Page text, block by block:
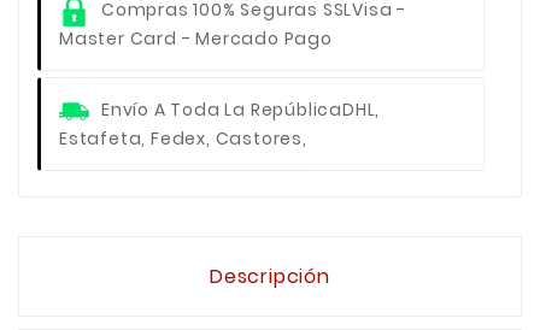
Compras 100% Seguras SSLVisa -
Master Card - Mercado Pago
Envío A Toda La RepúblicaDHL,
Estafeta, Fedex, Castores,
Descripción